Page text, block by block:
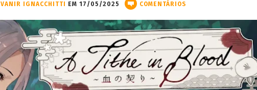
IVANIR IGNACCHITTI EM 17/05/2025 COMENTÁRIOS